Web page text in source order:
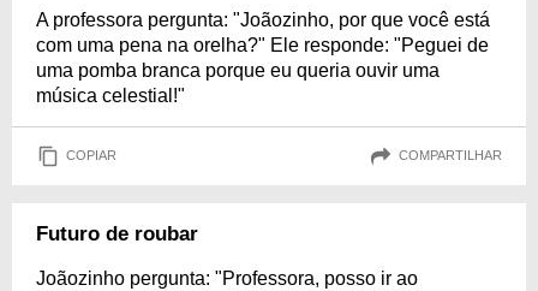
A professora pergunta: "Joãozinho, por que você está
com uma pena na orelha?" Ele responde: "Peguei de
uma pomba branca porque eu queria ouvir uma
música celestial!"
COPIAR COMPARTILHAR
Futuro de roubar
Joãozinho pergunta: "Professora, posso ir ao